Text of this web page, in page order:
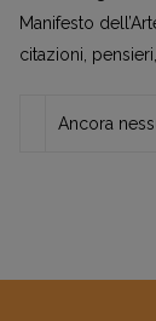
Manifesto
citazioni,
Ancora